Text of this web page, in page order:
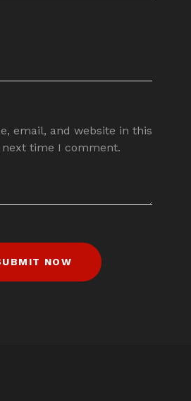
email, and website in this
time I comment.